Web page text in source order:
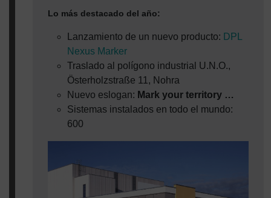
Lo más destacado del año:
Lanzamiento de un nuevo producto: DPL
Nexus Marker
Traslado al polígono industrial U.N.O.,
Österholzstraße 11, Nohra
Nuevo eslogan: Mark your territory …
Sistemas instalados en todo el mundo:
600